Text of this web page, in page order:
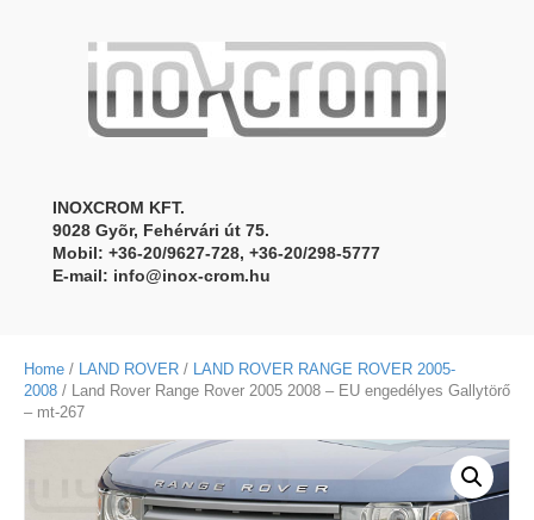
INOXCROM KFT.
9028 Gyõr, Fehérvári út 75.
Mobil: +36-20/9627-728, +36-20/298-5777
E-mail: info@inox-crom.hu
Home / LAND ROVER / LAND ROVER RANGE ROVER 2005-
2008 / Land Rover Range Rover 2005 2008 – EU engedélyes Gallytörő
– mt-267